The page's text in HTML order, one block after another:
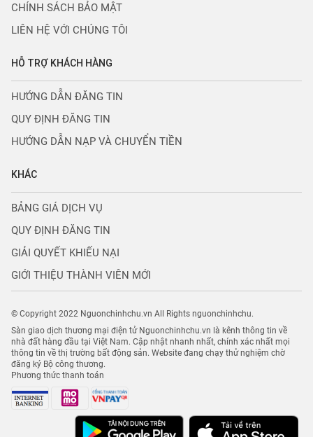
CHÍNH SÁCH BẢO MẬT
LIÊN HỆ VỚI CHÚNG TÔI
HỖ TRỢ KHÁCH HÀNG
HƯỚNG DẪN ĐĂNG TIN
QUY ĐỊNH ĐĂNG TIN
HƯỚNG DẪN NẠP VÀ CHUYỂN TIỀN
KHÁC
BẢNG GIÁ DỊCH VỤ
QUY ĐỊNH ĐĂNG TIN
GIẢI QUYẾT KHIẾU NẠI
GIỚI THIỆU THÀNH VIÊN MỚI
© Copyright 2022 Nguonchinhchu.vn All Rights nguonchinhchu.
Sàn giao dịch thương mại điện tử Nguonchinhchu.vn là kênh thông tin về
nhà đất hàng đầu tại Việt Nam. Cập nhật nhanh nhất, chính xác nhất mọi
thông tin về thị trường bất động sản. Website đang chạy thử nghiệm chờ
đăng ký Bộ công thương.
Phương thức thanh toán